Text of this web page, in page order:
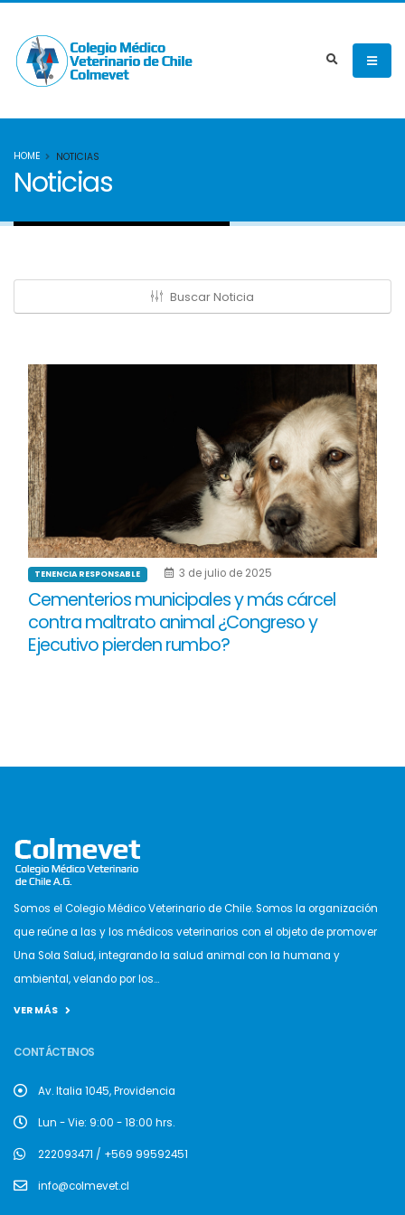
HOME NOTICIAS
Noticias
Buscar Noticia
TENENCIA RESPONSABLE 3 de julio de 2025
Cementerios municipales y más cárcel
contra maltrato animal ¿Congreso y
Ejecutivo pierden rumbo?
Somos el Colegio Médico Veterinario de Chile. Somos la organización
que reúne a las y los médicos veterinarios con el objeto de promover
Una Sola Salud, integrando la salud animal con la humana y
ambiental, velando por los...
VER MÁS
CONTÁCTENOS
Av. Italia 1045, Providencia
Lun - Vie: 9:00 - 18:00 hrs.
222093471 / +569 99592451
info@colmevet.cl